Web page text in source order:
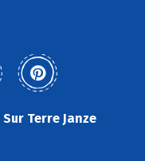
Terre Janze